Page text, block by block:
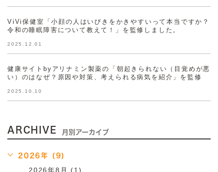
ViVi保健室「小顔の人はいびきをかきやすいって本当ですか？
令和の睡眠障害について教えて！」を監修しました。
2025.12.01
健康サイトbyアリナミン製薬の「朝起きられない（目覚めが悪
い）のはなぜ？原因や対策、考えられる病気を紹介」を監修
2025.10.10
ARCHIVE 月別アーカイブ
2026年 (9)
2026年8月 (1)